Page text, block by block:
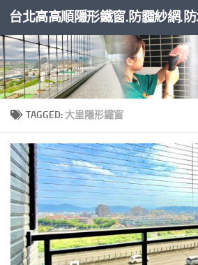
Skip to content
TAGGED: 大里隱形鐵窗